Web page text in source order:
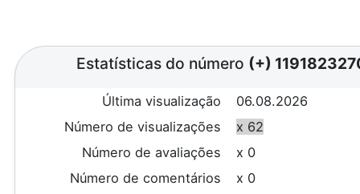
Estatísticas do número (+)
Última visualização
06.08.2026
Número de visualizações
x 62
Número de avaliações
x 0
Número de comentários
x 0